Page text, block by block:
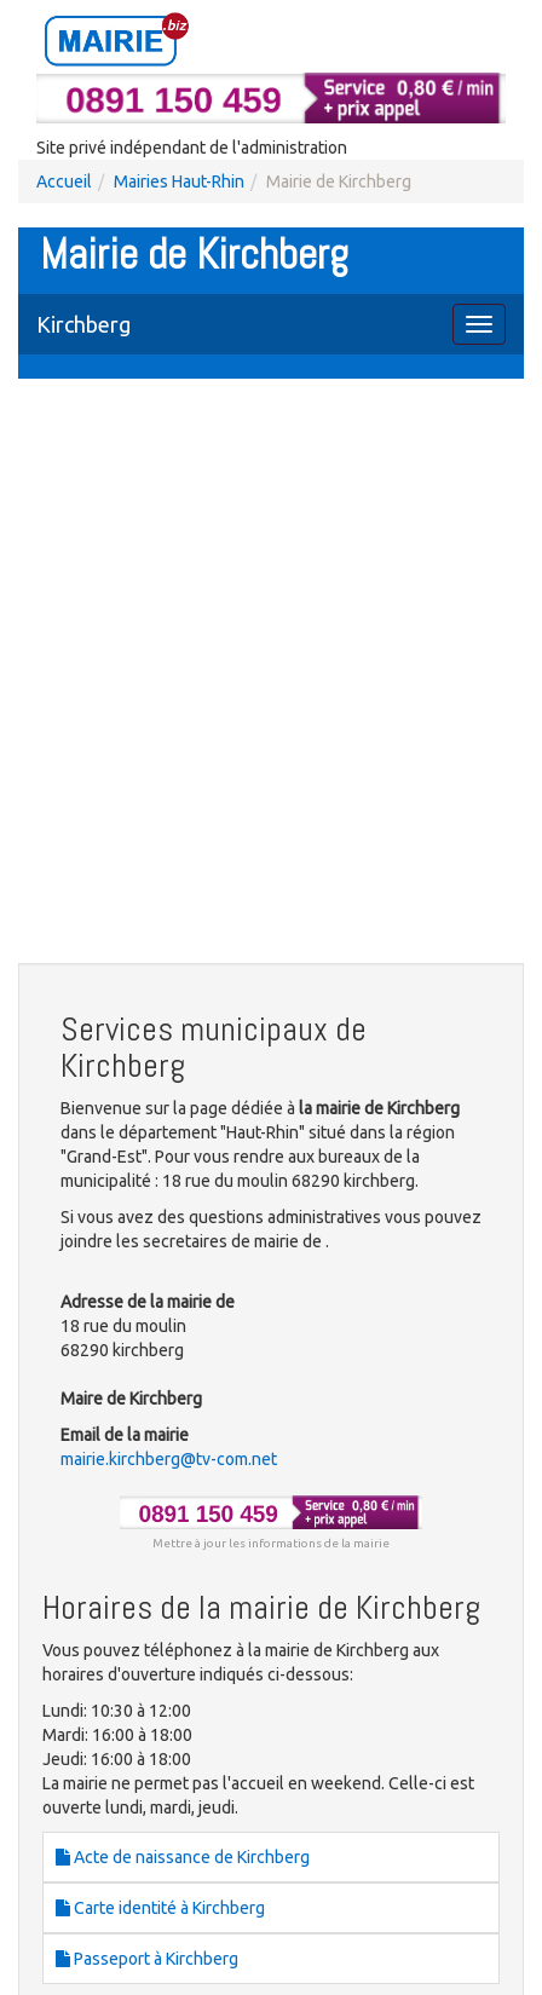
Site privé indépendant de l'administration
Accueil
Mairies Haut-Rhin Mairie de Kirchberg
Mairie de Kirchberg
Toggle
Kirchberg
Services municipaux de
Kirchberg
Bienvenue sur la page dédiée à la mairie de Kirchberg
dans le département "Haut-Rhin" situé dans la région
"Grand-Est". Pour vous rendre aux bureaux de la
municipalité : 18 rue du moulin 68290 kirchberg.
Si vous avez des questions administratives vous pouvez
joindre les secretaires de mairie de .
Adresse de la mairie de
18 rue du moulin
68290 kirchberg
Maire de Kirchberg
Email de la mairie
mairie.kirchberg@tv-com.net
Mettre à jour les informations de la mairie
Horaires de la mairie de Kirchberg
Vous pouvez téléphonez à la mairie de Kirchberg aux
horaires d'ouverture indiqués ci-dessous:
Lundi: 10:30 à 12:00
Mardi: 16:00 à 18:00
Jeudi: 16:00 à 18:00
La mairie ne permet pas l'accueil en weekend. Celle-ci est
ouverte lundi, mardi, jeudi.
Acte de naissance de Kirchberg
Carte identité à Kirchberg
Passeport à Kirchberg